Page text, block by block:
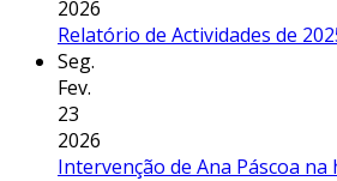
2026
Relatório de Actividades de
Seg.
Fev.
23
2026
Intervenção de Ana Páscoa